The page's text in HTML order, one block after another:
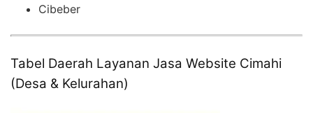
Cibeber
Tabel Daerah Layanan Jasa Website Cimahi
(Desa & Kelurahan)